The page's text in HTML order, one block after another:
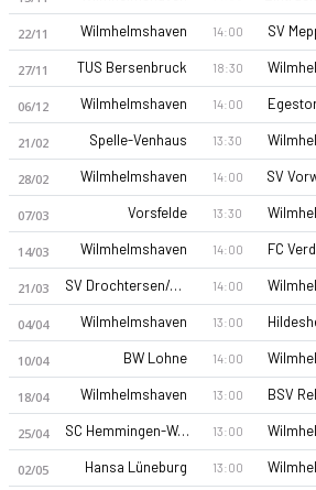
Wilmhelmshaven 26-27 sezonu |
22/11 Wilmhelmshaven 14:00 SV
27/11 TUS Bersenbruck 18:30
06/12 Wilmhelmshaven 14:00
21/02 Spelle-Venhaus 13:30
28/02 Wilmhelmshaven 14:00
07/03 Vorsfelde 13:30
14/03 Wilmhelmshaven 14:00 FC
21/03 SV Drochtersen/Assel II 14:00
04/04 Wilmhelmshaven 13:00
10/04 BW Lohne 14:00
18/04 Wilmhelmshaven 13:00 BSV
25/04 SC Hemmingen-Westerfeld 13:00
02/05 Hansa Lüneburg 13:00